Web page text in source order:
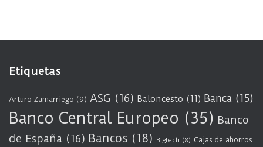
Etiquetas
Arturo Zamarriego (9) ASG (16) Baloncesto (11) Banca (15)
Banco Central Europeo (35) Banco
de España (16) Bancos (18) Bigtech (8) Cajas de ahorros